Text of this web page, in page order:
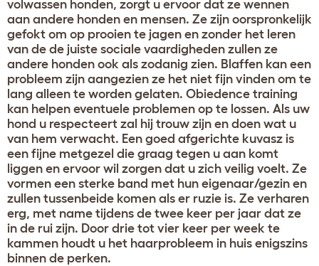
volwassen honden, zorgt u ervoor dat ze wennen
aan andere honden en mensen. Ze zijn oorspronkelijk
gefokt om op prooien te jagen en zonder het leren
van de de juiste sociale vaardigheden zullen ze
andere honden ook als zodanig zien. Blaffen kan een
probleem zijn aangezien ze het niet fijn vinden om te
lang alleen te worden gelaten. Obiedence training
kan helpen eventuele problemen op te lossen. Als uw
hond u respecteert zal hij trouw zijn en doen wat u
van hem verwacht. Een goed afgerichte kuvasz is
een fijne metgezel die graag tegen u aan komt
liggen en ervoor wil zorgen dat u zich veilig voelt. Ze
vormen een sterke band met hun eigenaar/gezin en
zullen tussenbeide komen als er ruzie is. Ze verharen
erg, met name tijdens de twee keer per jaar dat ze
in de rui zijn. Door drie tot vier keer per week te
kammen houdt u het haarprobleem in huis enigszins
binnen de perken.